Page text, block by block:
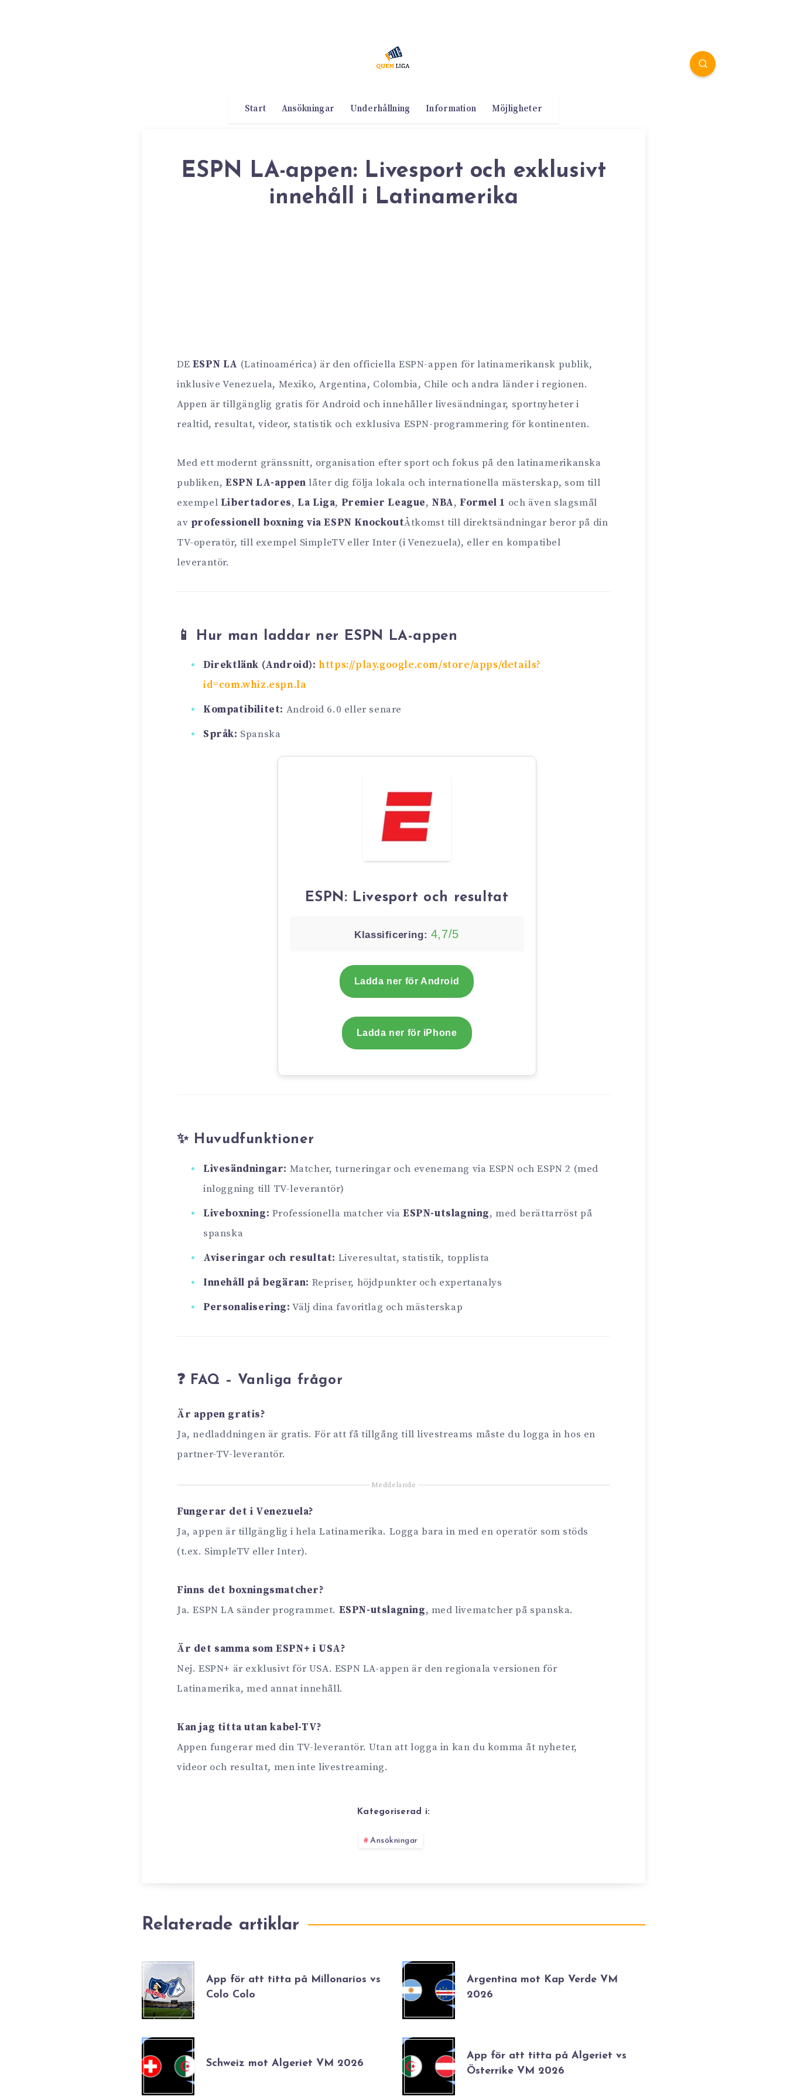
Start Ansökningar Underhållning Information Möjligheter
ESPN LA-appen: Livesport och exklusivt
innehåll i Latinamerika
DE ESPN LA (Latinoamérica) är den officiella ESPN-appen för latinamerikansk publik,
inklusive Venezuela, Mexiko, Argentina, Colombia, Chile och andra länder i regionen.
Appen är tillgänglig gratis för Android och innehåller livesändningar, sportnyheter i
realtid, resultat, videor, statistik och exklusiva ESPN-programmering för kontinenten.
Med ett modernt gränssnitt, organisation efter sport och fokus på den latinamerikanska
publiken, ESPN LA-appen låter dig följa lokala och internationella mästerskap, som till
exempel Libertadores, La Liga, Premier League, NBA, Formel 1 och även slagsmål
av professionell boxning via ESPN KnockoutÅtkomst till direktsändningar beror på din
TV-operatör, till exempel SimpleTV eller Inter (i Venezuela), eller en kompatibel
leverantör.
📱 Hur man laddar ner ESPN LA-appen
Direktlänk (Android): https://play.google.com/store/apps/details?
id=com.whiz.espn.la
Kompatibilitet: Android 6.0 eller senare
Språk: Spanska
ESPN: Livesport och resultat
Klassificering: 4,7/5
Ladda ner för Android
Ladda ner för iPhone
✨ Huvudfunktioner
Livesändningar: Matcher, turneringar och evenemang via ESPN och ESPN 2 (med
inloggning till TV-leverantör)
Liveboxning: Professionella matcher viaESPN-utslagning, med berättarröst på
spanska
Aviseringar och resultat: Liveresultat, statistik, topplista
Innehåll på begäran: Repriser, höjdpunkter och expertanalys
Personalisering: Välj dina favoritlag och mästerskap
❓ FAQ – Vanliga frågor
Är appen gratis?
Ja, nedladdningen är gratis. För att få tillgång till livestreams måste du logga in hos en
partner-TV-leverantör.
Meddelande
Fungerar det i Venezuela?
Ja, appen är tillgänglig i hela Latinamerika. Logga bara in med en operatör som stöds
(t.ex. SimpleTV eller Inter).
Finns det boxningsmatcher?
Ja. ESPN LA sänder programmet. ESPN-utslagning, med livematcher på spanska.
Är det samma som ESPN+ i USA?
Nej. ESPN+ är exklusivt för USA. ESPN LA-appen är den regionala versionen för
Latinamerika, med annat innehåll.
Kan jag titta utan kabel-TV?
Appen fungerar med din TV-leverantör. Utan att logga in kan du komma åt nyheter,
videor och resultat, men inte livestreaming.
Kategoriserad i:
Ansökningar
Relaterade artiklar
App för att titta på Millonarios vs
Colo Colo
Argentina mot Kap Verde VM
2026
Schweiz mot Algeriet VM 2026
App för att titta på Algeriet vs
Österrike VM 2026